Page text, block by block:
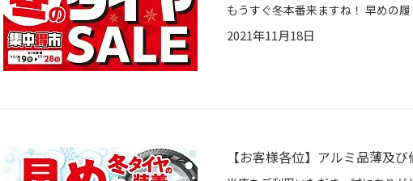
2021年11月18日
【お客様各位】アルミ品薄及